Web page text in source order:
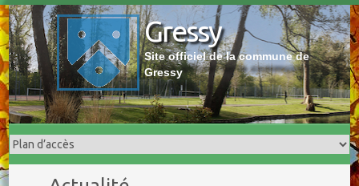
Skip
to
content
Gressy
Site officiel de la commune de
Gressy